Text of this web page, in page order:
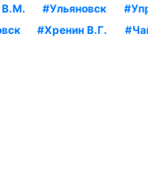
В.М. #Ульяновск
#Хренин В.Г.